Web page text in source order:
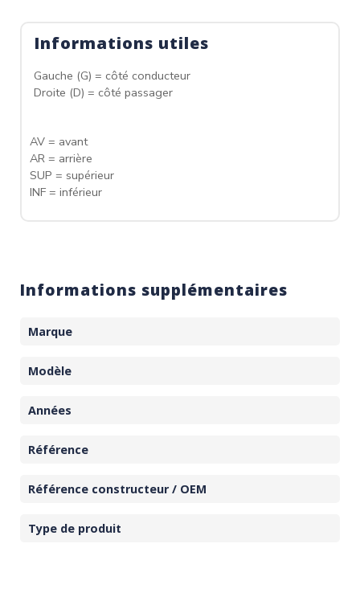
Informations utiles
Gauche (G) = côté conducteur
Droite (D) = côté passager
AV = avant
AR = arrière
SUP = supérieur
INF = inférieur
Informations supplémentaires
Marque
Modèle
Années
Référence
Référence constructeur / OEM
Type de produit